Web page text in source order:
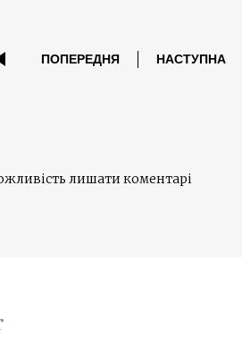
ПОПЕРЕДНЯ НАСТУПНА
лишати коментарі